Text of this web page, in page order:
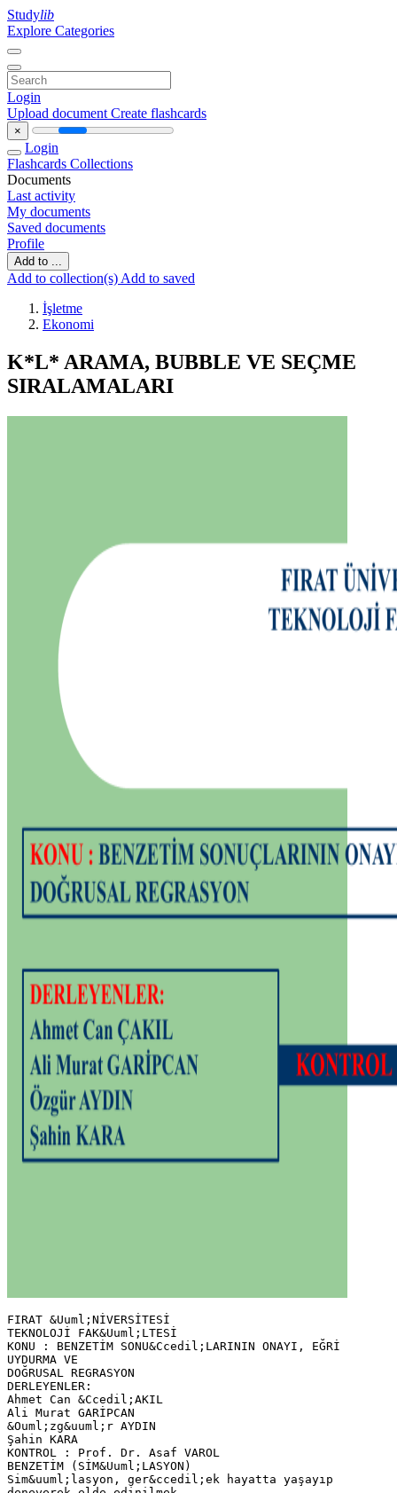
Studylib
Explore Categories
Login
Upload document Create flashcards
×
Login
Flashcards Collections
Documents
Last activity
My documents
Saved documents
Profile
Add to ...
Add to collection(s) Add to saved
İşletme
Ekonomi
K*L* ARAMA, BUBBLE VE SEÇME
SIRALAMALARI
FIRAT &Uuml;NİVERSİTESİ
TEKNOLOJİ FAK&Uuml;LTESİ
KONU : BENZETİM SONU&Ccedil;LARININ ONAYI, EĞRİ
UYDURMA VE
DOĞRUSAL REGRASYON
DERLEYENLER:
Ahmet Can &Ccedil;AKIL
Ali Murat GARİPCAN
&Ouml;zg&uuml;r AYDIN
Şahin KARA
KONTROL : Prof. Dr. Asaf VAROL
BENZETİM (SİM&Uuml;LASYON)
Sim&uuml;lasyon, ger&ccedil;ek hayatta yaşayıp